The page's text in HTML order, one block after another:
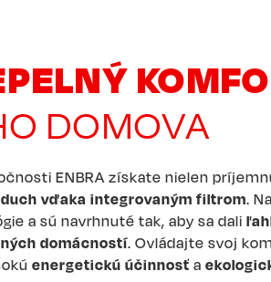
DOMOVA
ENBRA získate nielen
vďaka integrovaným filtrom.
a sú navrhnuté tak, aby sa dali
domácností. Ovládajte svoj
energetickú účinnosť a